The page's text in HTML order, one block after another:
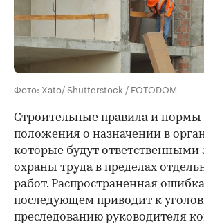
Фото: Xato/ Shutterstock / FOTODOM
Строительные правила и нормы
положения о назначении в
которые будут ответственными
охраны труда в пределах
работ. Распространенная
последующем приводит к
преследованию руководителя